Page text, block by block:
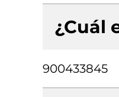
¿Cuál
900433845